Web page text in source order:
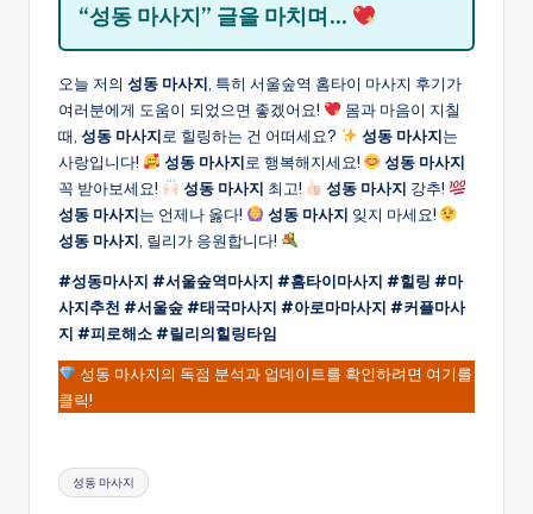
“성동 마사지” 글을 마치며…
오늘 저의 성동 마사지 , 특히 서울숲역 홈타이 마사지 후기가
여러분에게 도움이 되었으면 좋겠어요!
몸과 마음이 지칠
때, 성동 마사지로 힐링하는 건 어떠세요? 성동 마사지는
사랑입니다!
성동 마사지로 행복해지세요!
성동 마사지
꼭 받아보세요!
성동 마사지 최고! 성동 마사지 강추!
성동 마사지는 언제나 옳다! 성동 마사지 잊지 마세요!
성동 마사지 , 릴리가 응원합니다!
#성동마사지 #서울숲역마사지 #홈타이마사지 #힐링 #마
사지추천 #서울숲 #태국마사지 #아로마마사지 #커플마사
지 #피로해소 #릴리의힐링타임
성동 마사지의 독점 분석과 업데이트를 확인하려면 여기를
클릭!
Tags:
성동 마사지